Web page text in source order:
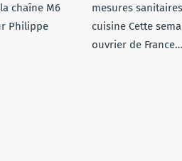
chaîne M6
Philippe
mesures
cuisine Cette
ouvrier de France…